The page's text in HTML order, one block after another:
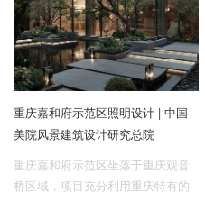
命”的社会责任与使命。
重庆嘉和府示范区照明设计 | 中国
美院风景建筑设计研究总院
重庆嘉和府示范区坐落于重庆观音
桥区域，项目充分利用重庆特有的